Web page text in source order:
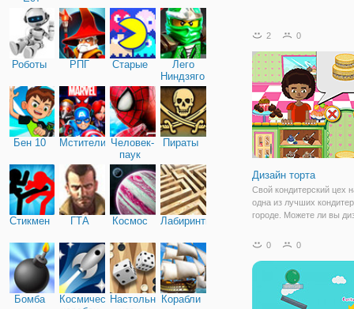
Машину
Роботы РПГ Старые
Лего
Ниндзяго
Бен 10 Мстители Человек-
паук
Пираты
Стикмен ГТА Космос Лабиринты
Бомба
КосмическиеНастольныеКорабли
2 0
Дизайн торта
Свой кондитерский цех
одна из лучших
городе. Можете ли вы
их хочет?
0 0